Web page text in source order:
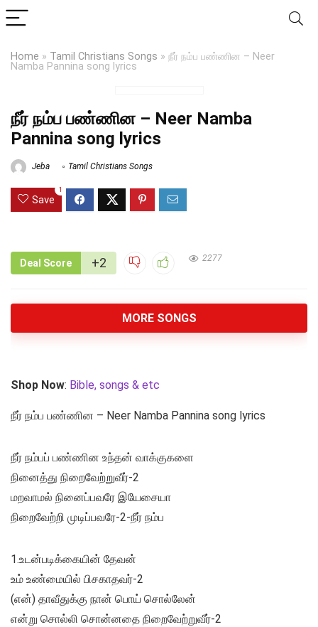
Home » Tamil Christians Songs » நீர் நம்ப பண்ணின – Neer
Namba Pannina song lyrics
நீர் நம்ப பண்ணின – Neer Namba
Pannina song lyrics
Jeba Tamil Christians Songs
Save
1
Deal Score +2 2277
MORE SONGS
Shop Now: Bible, songs & etc
நீர் நம்ப பண்ணின – Neer Namba Pannina song lyrics
நீர் நம்பப் பண்ணின உந்தன் வாக்குகளை
நினைத்து நிறைவேற்றுவீர்-2
மறவாமல் நினைப்பவரே இயேசையா
நிறைவேற்றி முடிப்பவரே-2-நீர் நம்ப
1.உடன்படிக்கையின் தேவன்
உம் உண்மையில் பிசகாதவர்-2
(என்) தாவீதுக்கு நான் பொய் சொல்லேன்
என்று சொல்லி சொன்னதை நிறைவேற்றுவீர்-2